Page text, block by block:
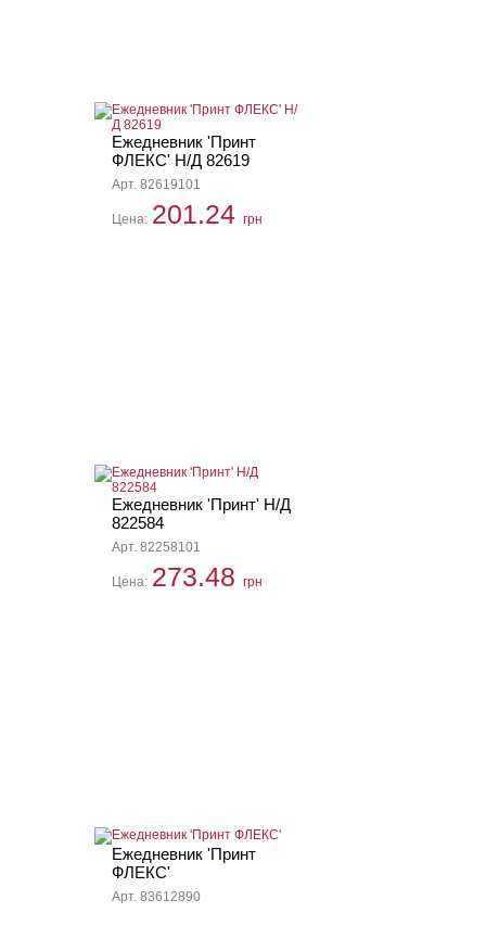
Ежедневник 'Принт
ФЛЕКС' Н/Д 82619
Арт. 82619101
Цена: 201.24 грн
Ежедневник 'Принт' Н/Д
822584
Арт. 82258101
Цена: 273.48 грн
Ежедневник 'Принт
ФЛЕКС'
Арт. 83612890